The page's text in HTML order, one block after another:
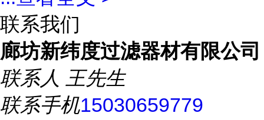
联系我们
廊坊新纬度过滤器材有限公司
联系人 王先生
联系手机15030659779